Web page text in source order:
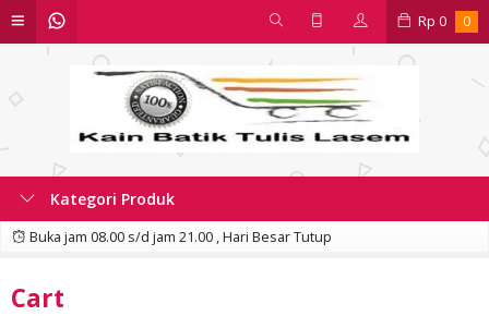
Rp 0 0
Kategori Produk
Buka jam 08.00 s/d jam 21.00 , Hari Besar Tutup
Cart